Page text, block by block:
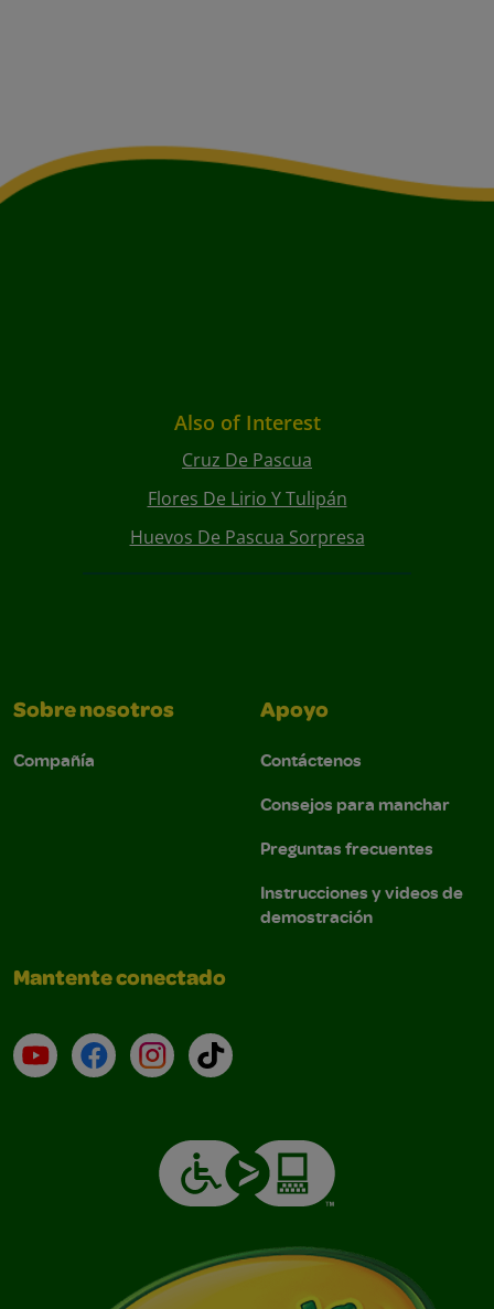
Also of Interest
Cruz De Pascua
Flores De Lirio Y Tulipán
Huevos De Pascua Sorpresa
Sobre nosotros
Compañía
Apoyo
Contáctenos
Consejos para manchar
Preguntas frecuentes
Instrucciones y videos de
demostración
Mantente conectado
YouTube (en inglés)
Facebook (en inglés)
Instagram (en inglés)
TikTok